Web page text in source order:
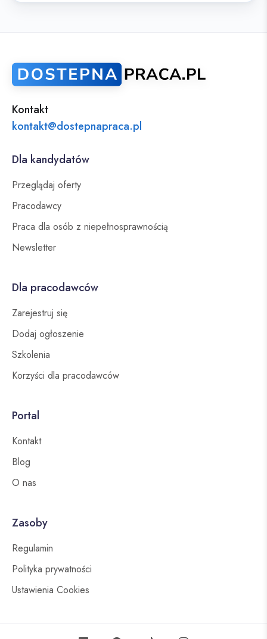
Kontakt
kontakt@dostepnapraca.pl
Dla kandydatów
Przeglądaj oferty
Pracodawcy
Praca dla osób z niepełnosprawnością
Newsletter
Dla pracodawców
Zarejestruj się
Dodaj ogłoszenie
Szkolenia
Korzyści dla pracodawców
Portal
Kontakt
Blog
O nas
Zasoby
Regulamin
Polityka prywatności
Ustawienia Cookies